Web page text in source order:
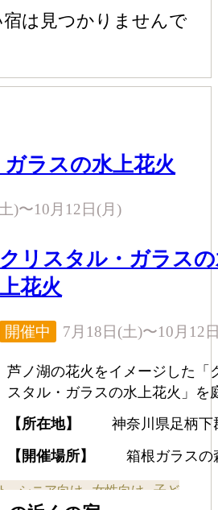
の歴史をたどりつつ、同館所蔵
名品を新たな視点で紹介する試
は見つかりませんで
ラスの水上花火
)〜10月12日(月)
クリスタル・ガラス
上花火
開催中 7月18日(土)〜10月12
芦ノ湖の花火をイメージした「
スタル・ガラスの水上花火」を
中央の池に展示する。約7万粒
リスタル・ガラスで構成された
界で唯一の日中に輝く水上花火
【所在地】
神奈川県足柄下
【開催場所】
箱根ガラスの
シニア向け 女性向け 子ど